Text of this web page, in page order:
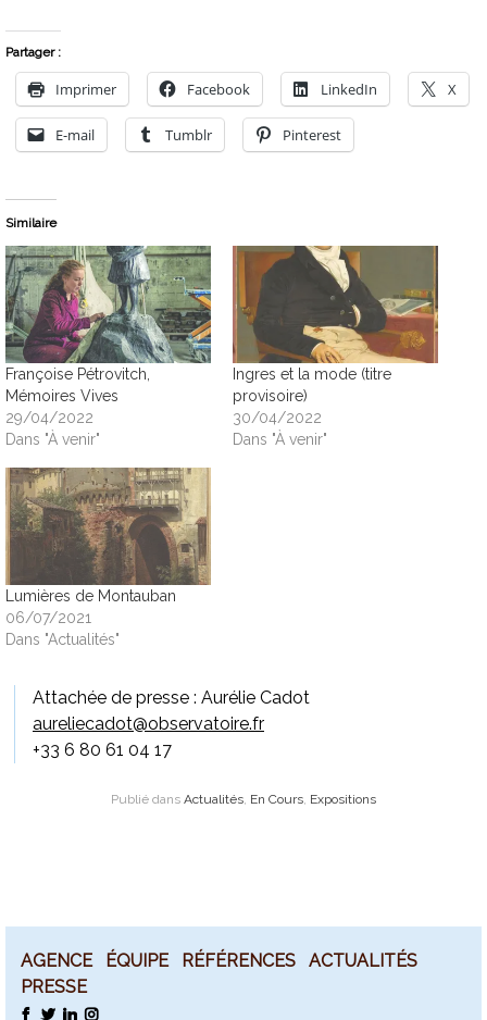
Partager :
Imprimer Facebook LinkedIn X
E-mail Tumblr Pinterest
Similaire
Françoise Pétrovitch,
Mémoires Vives
29/04/2022
Dans "À venir"
Ingres et la mode (titre
provisoire)
30/04/2022
Dans "À venir"
Lumières de Montauban
06/07/2021
Dans "Actualités"
Attachée de presse : Aurélie Cadot
aureliecadot@observatoire.fr
+33 6 80 61 04 17
Publié dans Actualités, En Cours, Expositions
AGENCE ÉQUIPE RÉFÉRENCES
ACTUALITÉS
PRESSE
FACEBOOK